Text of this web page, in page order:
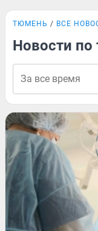
ТЮМЕНЬ ВСЕ
Новости